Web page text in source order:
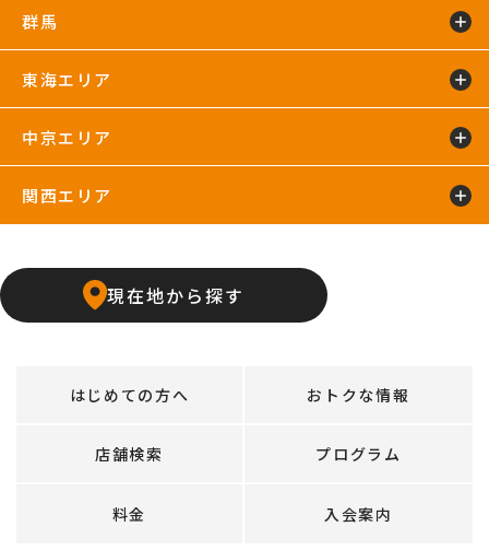
イオンモール川口店
群馬
東海エリア
浜松葵東24hours
中京エリア
関西エリア
石橋阪大前24hours京橋店高槻24hours
塚口24hours天王寺店武庫之荘24hours
現在地から探す
はじめての方へ おトクな情報
店舗検索 プログラム
料金 入会案内